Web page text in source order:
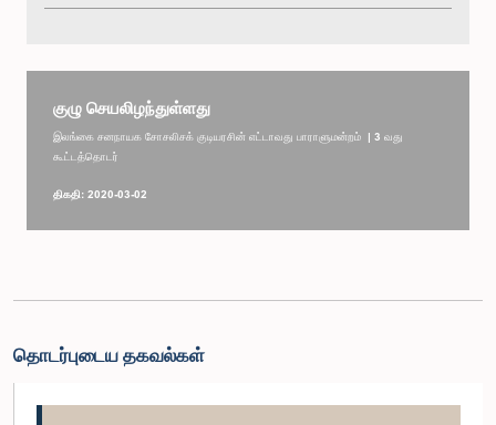
குழு செயலிழந்துள்ளது
இலங்கை சனநாயக சோசலிசக் குடியரசின் எட்டாவது பாராளுமன்றம் | 3 வது
கூட்டத்தொடர்
திகதி: 2020-03-02
தொடர்புடைய தகவல்கள்